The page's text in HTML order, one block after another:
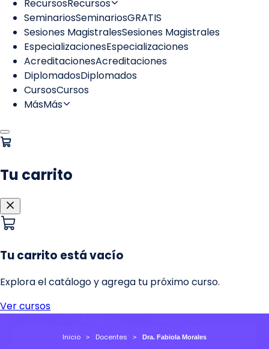
Inicio Docentes Dra. Fabiola Morales